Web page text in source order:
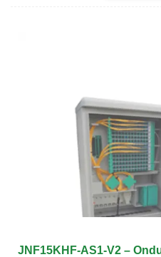
JNF15KHF-AS1-V2 –